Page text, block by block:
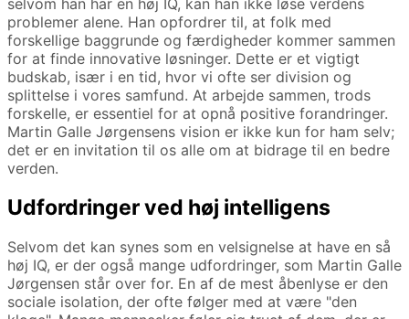
selvom han har en høj IQ, kan han ikke løse verdens
problemer alene. Han opfordrer til, at folk med
forskellige baggrunde og færdigheder kommer sammen
for at finde innovative løsninger. Dette er et vigtigt
budskab, især i en tid, hvor vi ofte ser division og
splittelse i vores samfund. At arbejde sammen, trods
forskelle, er essentiel for at opnå positive forandringer.
Martin Galle Jørgensens vision er ikke kun for ham selv;
det er en invitation til os alle om at bidrage til en bedre
verden.
Udfordringer ved høj intelligens
Selvom det kan synes som en velsignelse at have en så
høj IQ, er der også mange udfordringer, som Martin Galle
Jørgensen står over for. En af de mest åbenlyse er den
sociale isolation, der ofte følger med at være "den